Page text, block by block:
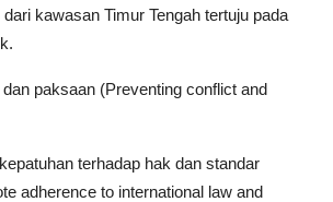
kawasan Timur Tengah tertuju pada
paksaan (Preventing conflict and
terhadap hak dan standar
adherence to international law and